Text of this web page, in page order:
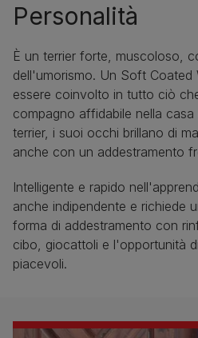
Personalità
È un terrier forte, muscoloso,
dell'umorismo. Un Soft Coated
essere coinvolto in tutto ciò
compagno affidabile nella
terrier, i suoi occhi brillano di
anche con un addestramento
Intelligente e rapido
anche indipendente e richiede
forma di addestramento con
cibo, giocattoli e l'opportunità
piacevoli.